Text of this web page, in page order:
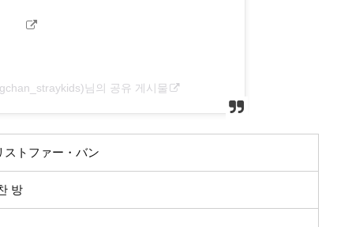
님의 공유 게시물
ストファー・バン
방